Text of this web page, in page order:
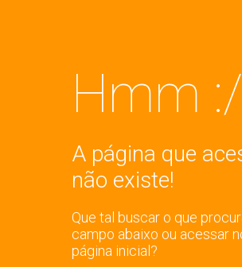
Hmm :/
A página que
não existe!
Que tal buscar o que
campo abaixo ou acessar
página inicial?